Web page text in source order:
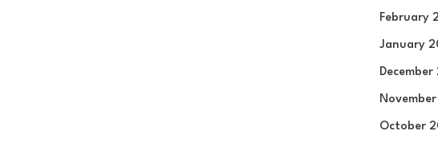
February
January
December
October